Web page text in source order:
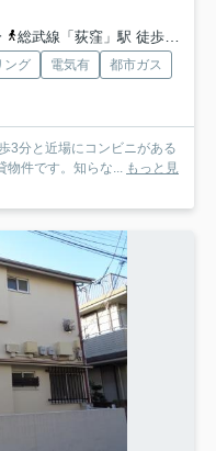
総武線「荻窪」駅 徒歩17分
ング 電気有
都市ガス
3分と近場にコンビニがある
物件です。知らな... もっと見